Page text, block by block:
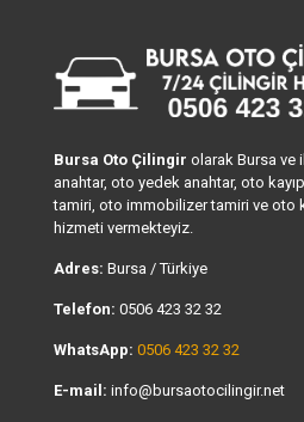
Bursa Oto Çilingir olarak Bursa ve
anahtar, oto yedek anahtar, oto
tamiri, oto immobilizer tamiri ve oto
hizmeti vermekteyiz.
Adres: Bursa / Türkiye
Telefon: 0506 423 32 32
WhatsApp: 0506 423 32 32
E-mail: info@bursaotocilingir.net